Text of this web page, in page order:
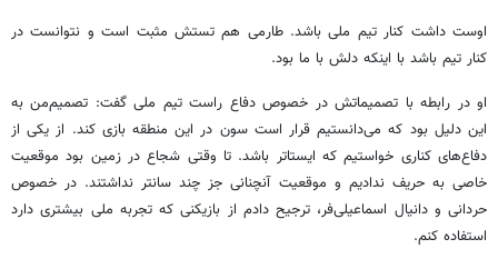
اوست داشت کنار تیم ملی باشد. طارمی هم تستش مثبت است و نتوانست در
کنار تیم باشد با اینکه دلش با ما بود.
او در رابطه با تصمیماتش در خصوص دفاع راست تیم ملی گفت: تصمیم‌من به
این دلیل بود که می‌دانستیم قرار است سون در این منطقه بازی کند. از یکی از
دفاع‌های کناری خواستیم که ایستاتر باشد. تا وقتی شجاع در زمین بود موقعیت
خاصی به حریف ندادیم و موقعیت آنچنانی جز چند سانتر نداشتند. در خصوص
حردانی و دانیال اسماعیلی‌فر، ترجیح دادم از بازیکنی که تجربه ملی بیشتری دارد
استفاده کنم.